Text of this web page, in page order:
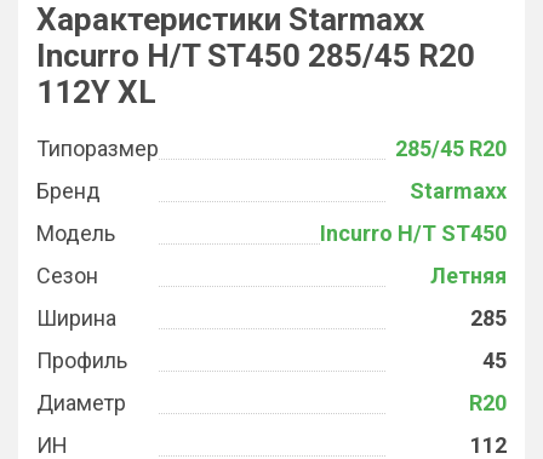
Характеристики Starmaxx
Incurro H/T ST450 285/45 R20
112Y XL
Типоразмер
285/45 R20
Бренд
Starmaxx
Модель
Incurro H/T ST450
Сезон
Летняя
Ширина
285
Профиль
45
Диаметр
R20
ИН
112